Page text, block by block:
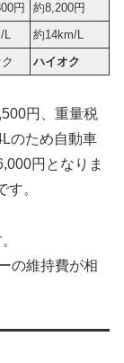
円
約8,200円
約14km/L
ハイオク
円、重量税
のため自動車
円となりま
。
の維持費が相